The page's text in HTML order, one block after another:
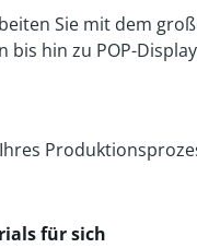
Sie mit dem
hin zu POP-
für sich